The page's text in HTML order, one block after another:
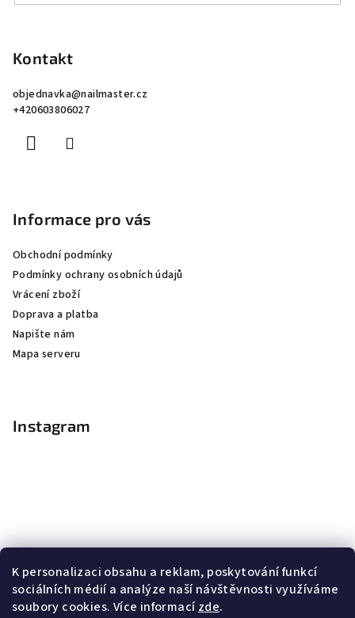
K personalizaci obsahu a reklam, poskytování funkcí
sociálních médií a analýze naší návštěvnosti využíváme
soubory cookies. Více informacízde.
Kontakt
objednavka@nailmaster.cz
+420603806027
Informace pro vás
Obchodní podmínky
Podmínky ochrany osobních údajů
Vrácení zboží
Doprava a platba
Napište nám
Mapa serveru
Instagram